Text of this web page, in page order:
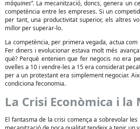
màquines”. La mecanització, doncs, genera un
competència entre les empreses. Si un
per tant, una productivitat superior, els altres
millor per superar-lo.
La competència, per primera vegada, actua
Fer diners i evolucionar estava molt més
què? Perquè entenien que fer negocis no era
ovelles a 10 i vendre-les a 15 era considerat
per a un protestant era simplement negociar.
condiciona l’economia.
La Crisi Econòmica i la
El fantasma de la crisi comença a sobrevolar